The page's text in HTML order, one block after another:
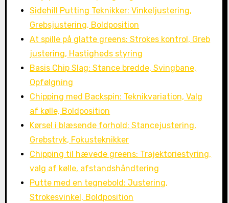
Sidehill Putting Teknikker: Vinkeljustering,
Grebsjustering, Boldposition
At spille på glatte greens: Strokes kontrol, Greb
justering, Hastigheds styring
Basis Chip Slag: Stance bredde, Svingbane,
Opfølgning
Chipping med Backspin: Teknikvariation, Valg
af kølle, Boldposition
Kørsel i blæsende forhold: Stancejustering,
Grebstryk, Fokusteknikker
Chipping til hævede greens: Trajektoriestyring,
valg af kølle, afstandshåndtering
Putte med en tegnebold: Justering,
Strokesvinkel, Boldposition